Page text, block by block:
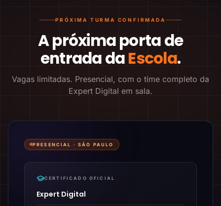
PRÓXIMA TURMA CONFIRMADA
A próxima porta de
entrada daEscola.
Vagas limitadas. Presencial, com o time completo da
Expert Digital em sala.
PRESENCIAL ·SÃO PAULO
CERTIFICADO OFICIAL
Expert Digital